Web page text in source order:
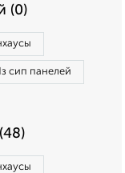
(0)
сип панелей